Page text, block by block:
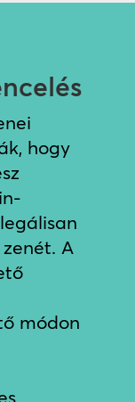
hogy
A
módon